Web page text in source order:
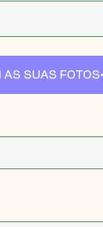
AS SUAS FOTOS